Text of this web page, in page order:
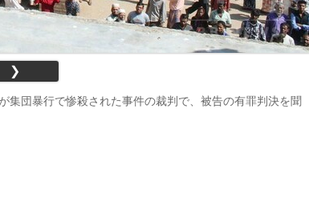
❯
集団暴行で惨殺された事件の裁判で、被告の有罪判決を聞